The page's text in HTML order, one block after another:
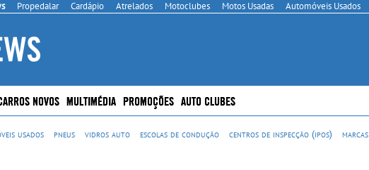
Propedalar Cardápio Atrelados Motoclubes Motos Usadas Automóveis Usados
NOVOS MULTIMÉDIA PROMOÇÕES AUTO CLUBES
usados pneus vidros auto escolas de condução centros de inspecção (ipos) marcas